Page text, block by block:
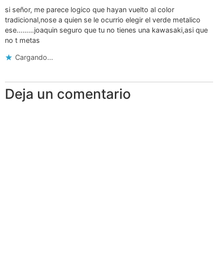
si señor, me parece logico que hayan vuelto al color
tradicional,nose a quien se le ocurrio elegir el verde metalico
ese………joaquin seguro que tu no tienes una kawasaki,asi que
no t metas
Cargando...
Deja un comentario